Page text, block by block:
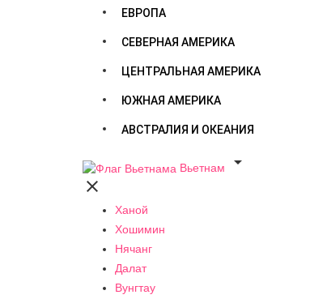
ЕВРОПА
СЕВЕРНАЯ АМЕРИКА
ЦЕНТРАЛЬНАЯ АМЕРИКА
ЮЖНАЯ АМЕРИКА
АВСТРАЛИЯ И ОКЕАНИЯ
Вьетнам


Ханой
Хошимин
Нячанг
Далат
Вунгтау